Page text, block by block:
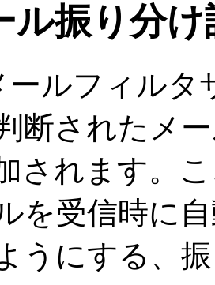
ル振り分け
ールフィル
断されたメ
されます。
を受信時に
うにする、